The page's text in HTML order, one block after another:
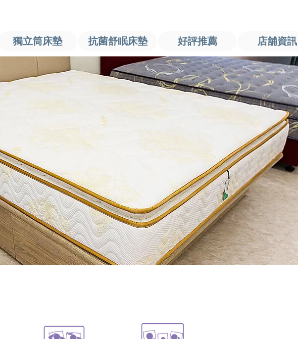
獨立筒床墊 抗菌舒眠床墊 好評推薦 店舖資訊